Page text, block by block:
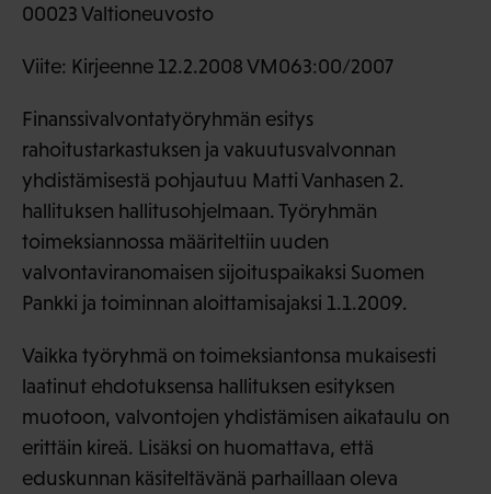
00023 Valtioneuvosto
Viite: Kirjeenne 12.2.2008 VM063:00/2007
Finanssivalvontatyöryhmän esitys
rahoitustarkastuksen ja vakuutusvalvonnan
yhdistämisestä pohjautuu Matti Vanhasen 2.
hallituksen hallitusohjelmaan. Työryhmän
toimeksiannossa määriteltiin uuden
valvontaviranomaisen sijoituspaikaksi Suomen
Pankki ja toiminnan aloittamisajaksi 1.1.2009.
Vaikka työryhmä on toimeksiantonsa mukaisesti
laatinut ehdotuksensa hallituksen esityksen
muotoon, valvontojen yhdistämisen aikataulu on
erittäin kireä. Lisäksi on huomattava, että
eduskunnan käsiteltävänä parhaillaan oleva